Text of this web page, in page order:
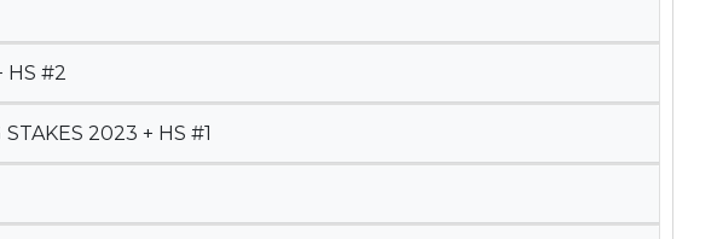
HS #2
2023 + HS #1